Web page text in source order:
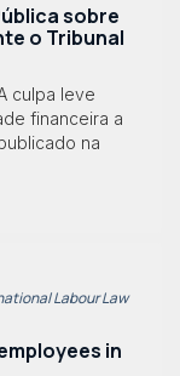
sobre
o Tribunal
culpa leve
financeira a
na
Labour Law
in